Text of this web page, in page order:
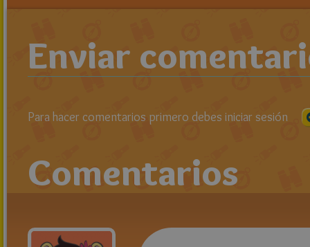
Enviar
Para hacer comentarios primero debes iniciar sesión
Comentarios